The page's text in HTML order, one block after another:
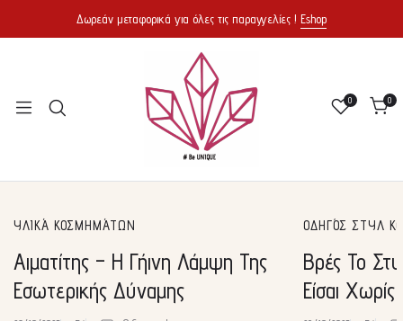
Δωρεάν μεταφορικά για όλες τις παραγγελίες ! Eshop
0 0
ΥΛΙΚΆ ΚΟΣΜΗΜΆΤΩΝ
Αιματίτης – Η Γήινη Λάμψη Της
Εσωτερικής Δύναμης
ΟΔΗΓΌΣ ΣΤΥΛ
Βρές Το
Είσαι